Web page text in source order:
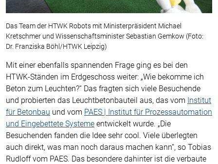
Das Team der HTWK Robots mit Ministerpräsident Michael
Kretschmer und Wissenschaftsminister Sebastian Gemkow (Foto:
Dr. Franziska Böhl/HTWK Leipzig)
Mit einer ebenfalls spannenden Frage ging es bei den
HTWK-Ständen im Erdgeschoss weiter: „Wie bekomme ich
Beton zum Leuchten?“ Das fragten sich viele Besuchende
und probierten das Leuchtbetonbauteil aus, das vom Institut
für Betonbau und vom PAES | Institut für Prozessautomation
und Eingebettete Systeme entwickelt wurde. „Die
Besuchenden fanden die Idee sehr cool. Viele überlegten
auch direkt, was man noch daraus machen kann“, so Tobias
Rudloff vom PAES. Das besondere dahinter ist die verbaute